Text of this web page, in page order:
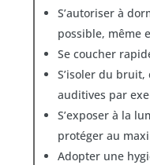
S’autoriser à
possible, même
Se coucher
S’isoler du
auditives par
S’exposer à la
protéger au
Adopter une